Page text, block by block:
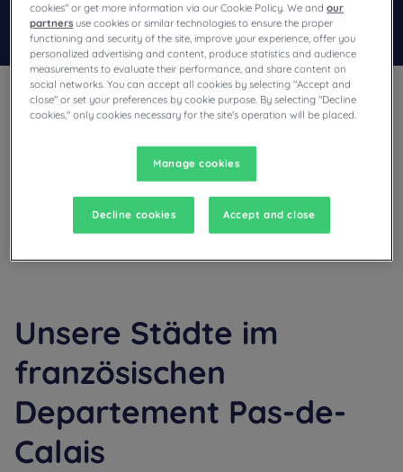
Finden Sie ein Hotel
Sie planen einen Aufenthalt in Pas-de-Calais und suchen ein
Hotel? Campanile bietet Ihnen seine komfortablen Zimmer
Unsere Städte im
französischen
Departement Pas-de-
Calais
cookies" or get more information via our Cookie Policy. We andour
partners use cookies or similar technologies to ensure the proper
functioning and security of the site, improve your experience, offer you
personalized advertising and content, produce statistics and audience
measurements to evaluate their performance, and share content on
social networks. You can accept all cookies by selecting "Accept and
close" or set your preferences by cookie purpose. By selecting "Decline
cookies," only cookies necessary for the site's operation will be placed.
Manage cookies
Decline cookies Accept and close